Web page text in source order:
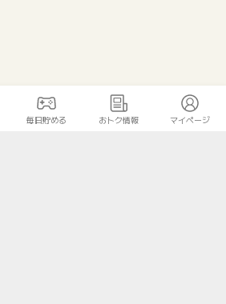
毎日貯める おトク情報 マイページ